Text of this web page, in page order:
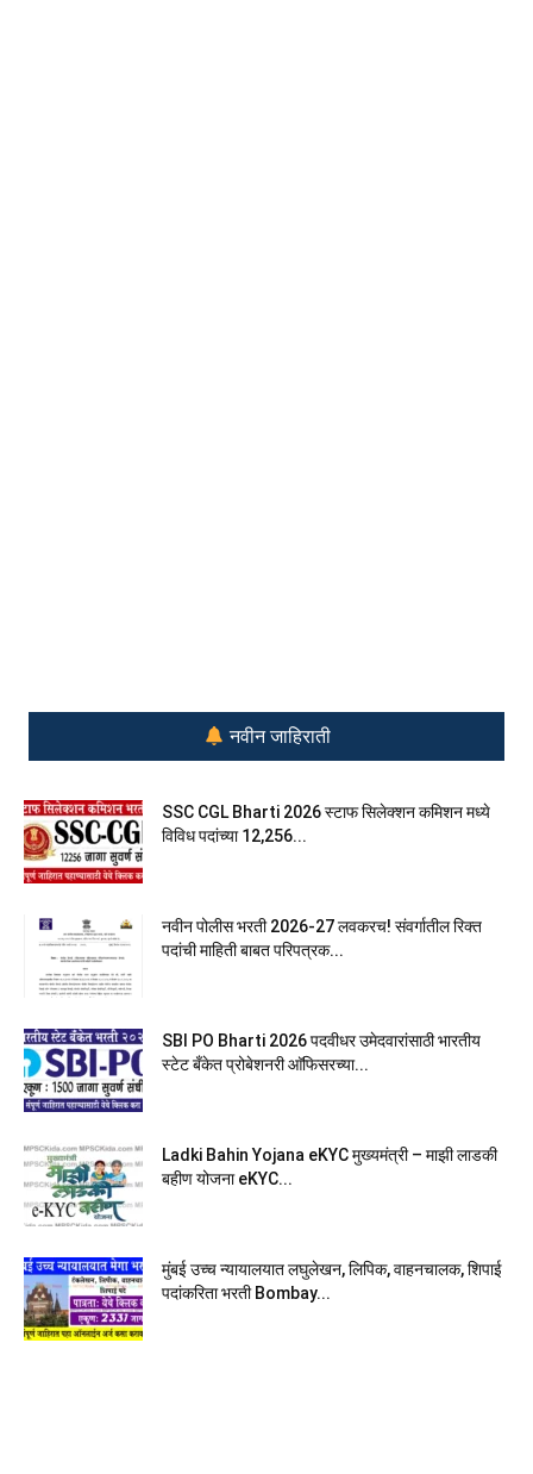
नवीन जाहिराती
SSC CGL Bharti 2026 स्टाफ सिलेक्शन कमिशन मध्ये
विविध पदांच्या 12,256...
नवीन पोलीस भरती 2026-27 लवकरच! संवर्गातील रिक्त
पदांची माहिती बाबत परिपत्रक...
SBI PO Bharti 2026 पदवीधर उमेदवारांसाठी भारतीय
स्टेट बँकेत प्रोबेशनरी आ‍ॅफिसरच्या...
Ladki Bahin Yojana eKYC मुख्यमंत्री – माझी लाडकी
बहीण योजना eKYC...
मुंबई उच्च न्यायालयात लघुलेखन, लिपिक, वाहनचालक, शिपाई
पदांकरिता भरती Bombay...